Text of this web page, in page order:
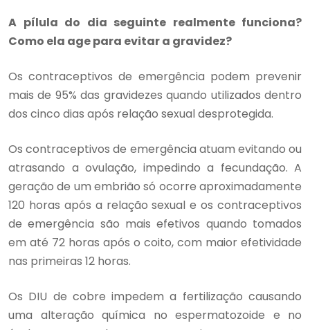
A pílula do dia seguinte realmente funciona?
Como ela age para evitar a gravidez?
Os contraceptivos de emergência podem prevenir
mais de 95% das gravidezes quando utilizados dentro
dos cinco dias após relação sexual desprotegida.
Os contraceptivos de emergência atuam evitando ou
atrasando a ovulação, impedindo a fecundação. A
geração de um embrião só ocorre aproximadamente
120 horas após a relação sexual e os contraceptivos
de emergência são mais efetivos quando tomados
em até 72 horas após o coito, com maior efetividade
nas primeiras 12 horas.
Os DIU de cobre impedem a fertilização causando
uma alteração química no espermatozoide e no